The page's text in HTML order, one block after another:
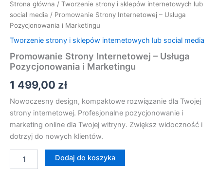
Strona główna / Tworzenie strony i sklepów internetowych lub
social media / Promowanie Strony Internetowej – Usługa
Pozycjonowania i Marketingu
Tworzenie strony i sklepów internetowych lub social media
Promowanie Strony Internetowej – Usługa
Pozycjonowania i Marketingu
1 499,00 zł
Nowoczesny design, kompaktowe rozwiązanie dla Twojej
strony internetowej. Profesjonalne pozycjonowanie i
marketing online dla Twojej witryny. Zwiększ widoczność i
dotrzyj do nowych klientów.
Dodaj do koszyka